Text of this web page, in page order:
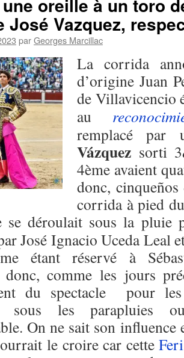
oreille à un toro
José Vazquez,
parGeorges Marcillac
La corrida
d’origine Juan
de Villavicencio
au
remplacé
Vázquez sorti 3
4ème avaient
donc, cinqueños
corrida à pied
se déroulait sous la
José Ignacio Uceda Leal
étant réservé à
donc, comme les jours
du spectacle pour
sous les parapluies
On ne sait son influence
le croire car cette